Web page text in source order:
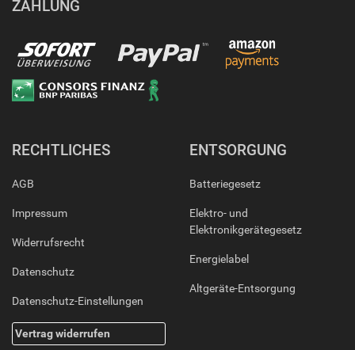
ZAHLUNG
RECHTLICHES
AGB
Impressum
Widerrufsrecht
Datenschutz
Datenschutz-Einstellungen
Vertrag widerrufen
ENTSORGUNG
Batteriegesetz
Elektro- und
Elektronikgerätegesetz
Energielabel
Altgeräte-Entsorgung